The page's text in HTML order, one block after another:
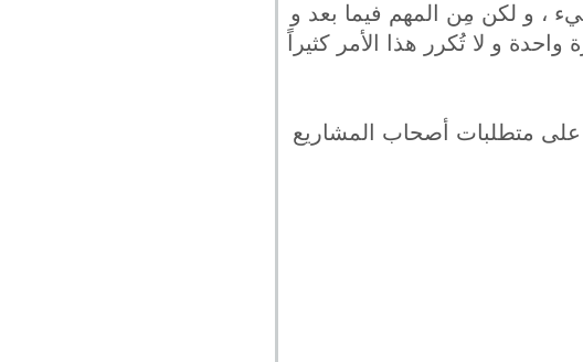
، و لكن مِن المهم فيما بعد و
و لا تُكرر هذا الأمر كثيراً
متطلبات أصحاب المشاريع